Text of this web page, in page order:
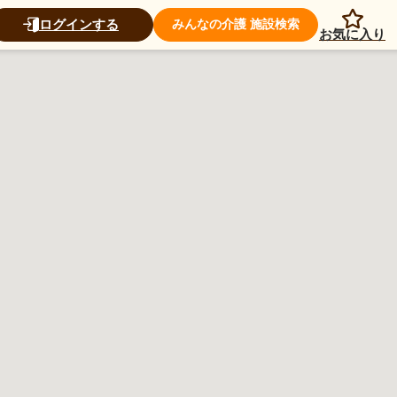
ログインする みんなの介護 施設検索
お気に入り